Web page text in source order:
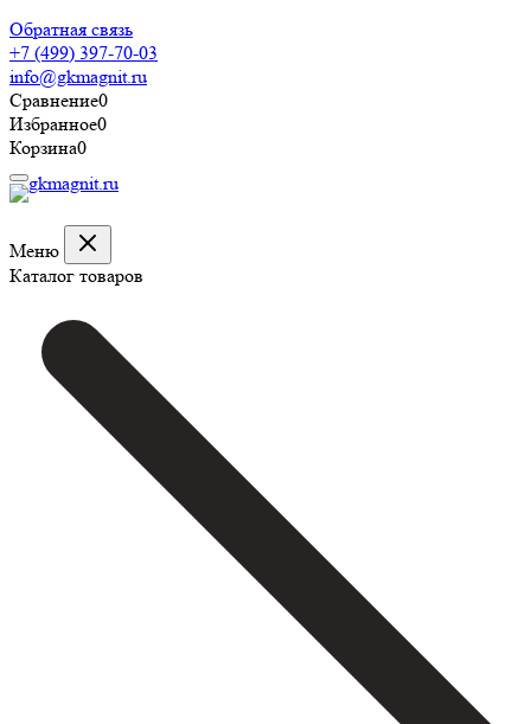
Обратная связь
+7 (499) 397-70-03
info@gkmagnit.ru
Сравнение0
Избранное0
Корзина0
Меню
Каталог товаров